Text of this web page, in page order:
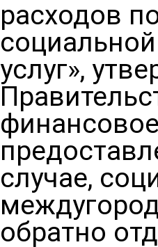
расходов
услуг»,
случае,
обратно